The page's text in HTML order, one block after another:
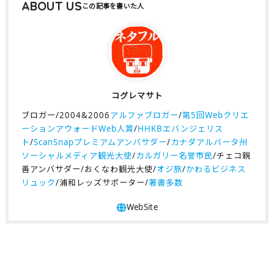
ABOUT US
コグレマサト
ブロガー/2004&2006アルファブロガー/第5回Webクリエ
ーションアウォードWeb人賞/HHKBエバンジェリス
ト/ScanSnapプレミアムアンバサダー/カナダアルバータ州
ソーシャルメディア観光大使/カルガリー名誉市民/チェコ親
善アンバサダー/おくなわ観光大使/オジ旅/かわるビジネス
リュック/浦和レッズサポーター/著書多数